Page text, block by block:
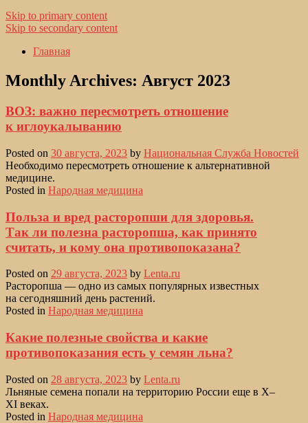
Skip to primary content
Skip to secondary content
Главная
Monthly Archives: Август 2023
ВОЗ: важно пересмотреть отношение
к иглоукалыванию
Posted on 30 августа, 2023 by Национальная Служба Новостей
Необходимо пересмотреть отношение к альтернативной
медицине.
Posted in Народная медицина
Польза и вред расторопши для здоровья.
Так ли полезна расторопша, как принято
считать, и кому она противопоказана?
Posted on 29 августа, 2023 by Lenta.ru
Расторопша — одно из самых популярных известных
на сегодняшний день растений.
Posted in Народная медицина
Какие полезные свойства и какие
противопоказания есть у семян льна?
Posted on 28 августа, 2023 by Lenta.ru
Льняные семена попали на территорию России еще в X–
XI веках.
Posted in Народная медицина